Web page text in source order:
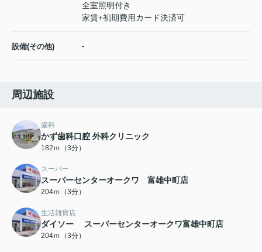
全室照明付き
家賃+初期費用カード決済可
設備(その他) -
周辺施設
歯科
かず歯科口腔 外科クリニック
182ｍ（3分）
スーパー
スーパーセンターオークワ 富雄中町店
204ｍ（3分）
生活雑貨店
ダイソー スーパーセンターオークワ富雄中町店
204ｍ（3分）